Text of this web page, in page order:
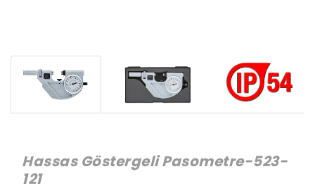
Hassas Göstergeli Pasometre-523-
121